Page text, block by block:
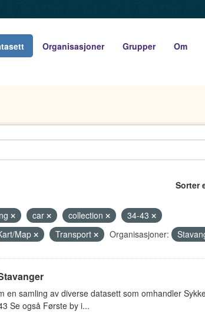
Organisasjoner Grupper Om
Sorter
car collection
34-43
Map Transport Organisasjoner:
en samling av diverse datasett som omhandler
Se også Første by i...